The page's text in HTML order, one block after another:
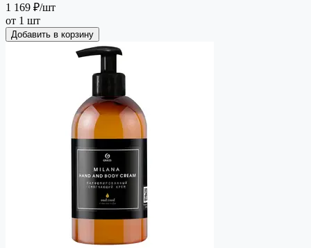
1 169 ₽/шт
от 1 шт
Добавить в корзину